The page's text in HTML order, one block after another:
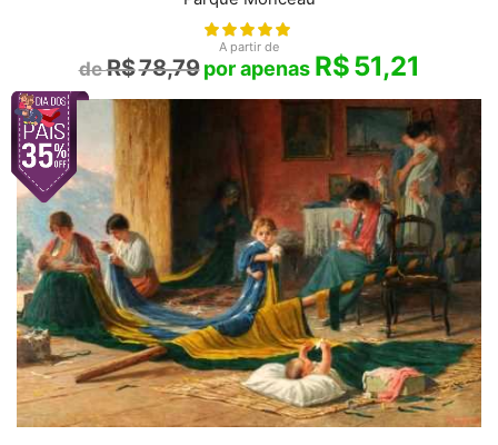
A partir de
R$78,79 R$51,21